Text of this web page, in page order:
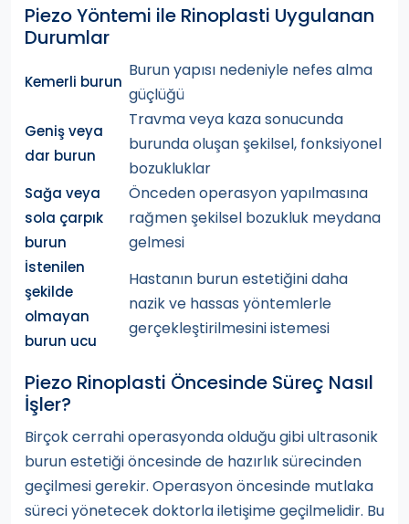
Piezo Yöntemi ile Rinoplasti Uygulanan
Durumlar
Kemerli burun
Burun yapısı nedeniyle nefes alma
güçlüğü
Geniş veya
dar burun
Travma veya kaza sonucunda
burunda oluşan şekilsel, fonksiyonel
bozukluklar
Sağa veya
sola çarpık
burun
Önceden operasyon yapılmasına
rağmen şekilsel bozukluk meydana
gelmesi
İstenilen
şekilde
olmayan
burun ucu
Hastanın burun estetiğini daha
nazik ve hassas yöntemlerle
gerçekleştirilmesini istemesi
Piezo Rinoplasti Öncesinde Süreç Nasıl
İşler?
Birçok cerrahi operasyonda olduğu gibi ultrasonik
burun estetiği öncesinde de hazırlık sürecinden
geçilmesi gerekir. Operasyon öncesinde mutlaka
süreci yönetecek doktorla iletişime geçilmelidir. Bu